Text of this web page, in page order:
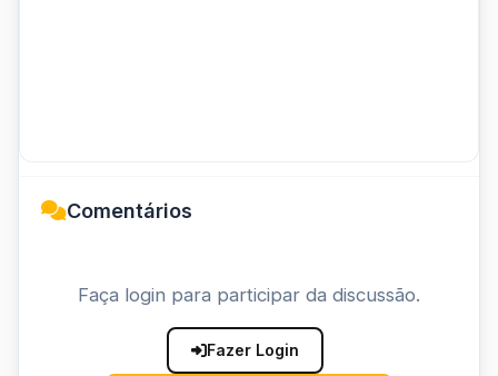
Comentários
Faça login para participar da discussão.
Fazer Login